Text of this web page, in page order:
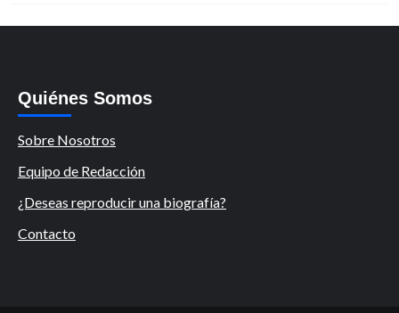
Quiénes Somos
Sobre Nosotros
Equipo de Redacción
¿Deseas reproducir una biografía?
Contacto